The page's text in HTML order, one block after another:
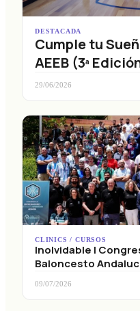
DESTACADA
Cumple tu
AEEB (3ª
29/06/2026
CLINICS / CURSOS
Inolvidable I
Baloncesto
09/07/2026